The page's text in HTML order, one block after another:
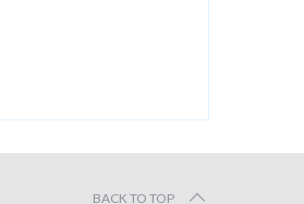
BACK TO TOP